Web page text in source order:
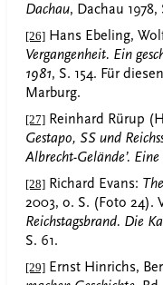
Dachau, Dachau 1978,
[26] Hans Ebeling,
Vergangenheit. Ein
1981, S. 154. Für
Marburg.
[27] Reinhard Rürup
Gestapo, SS und
Albrecht-Gelände’.
[28] Richard Evans:
2003, o. S. (Foto 24).
Reichstagsbrand. Die
S. 61.
[29] Ernst Hinrichs,